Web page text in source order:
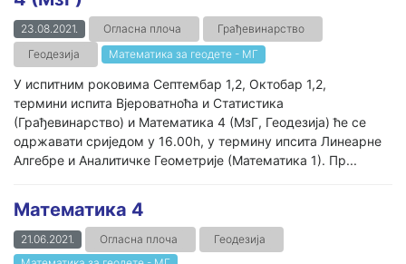
23.08.2021. Огласна плоча
Грађевинарство
Геодезија
Математика за геодете - МГ
У испитним роковима Септембар 1,2, Октобар 1,2,
термини испита Вјероватноћа и Статистика
(Грађевинарство) и Математика 4 (МзГ, Геодезија) ће се
одржавати сриједом у 16.00h, у термину ипсита Линеарне
Алгебре и Аналитичке Геометрије (Математика 1). Пр...
Математика 4
21.06.2021. Огласна плоча
Геодезија